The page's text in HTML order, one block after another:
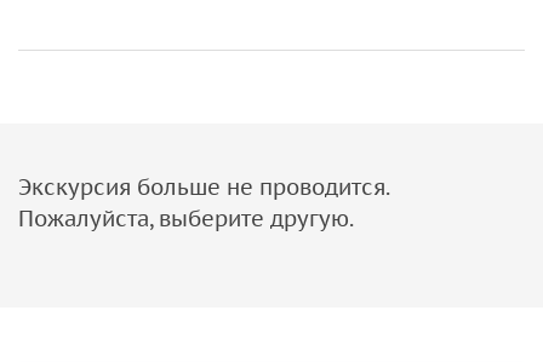
Экскурсия больше не проводится.
Пожалуйста, выберите другую.